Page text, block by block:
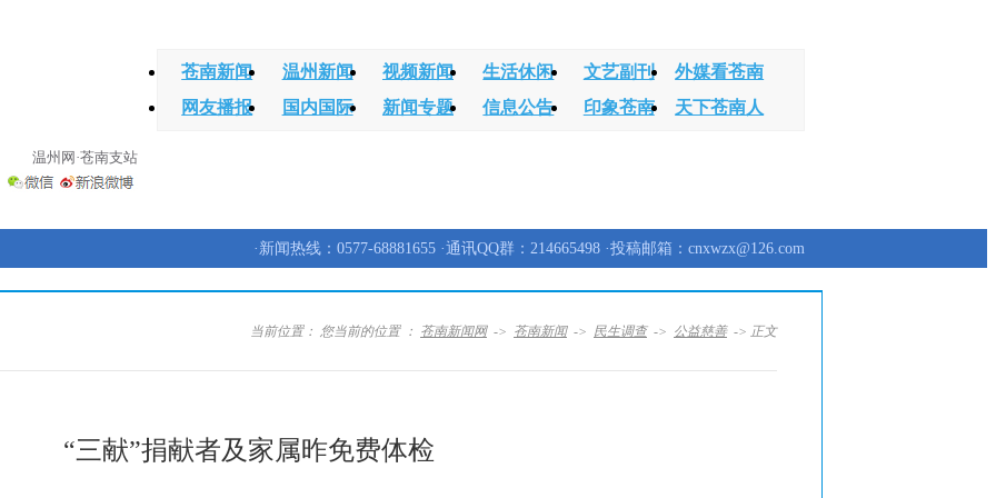
温州网·苍南支站
苍南新闻 温州新闻 视频新闻 生活休闲 文艺副刊
外媒看苍南
网友播报
国内国际 新闻专题 信息公告 印象苍南 天下苍南人
·新闻热线：0577-68881655 ·通讯QQ群：214665498 ·投稿邮箱：cnxwzx@126.com
当前位置： 您当前的位置 ： 苍南新闻网-> 苍南新闻-> 民生调查-> 公益慈善 -> 正文
“三献”捐献者及家属昨免费体检